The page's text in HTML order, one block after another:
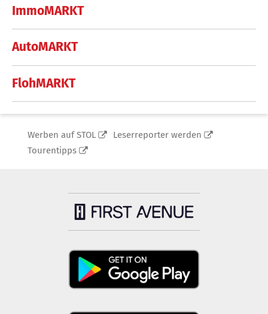
ImmoMARKT
AutoMARKT
FlohMARKT
Werben auf STOL
Leserreporter werden
Tourentipps